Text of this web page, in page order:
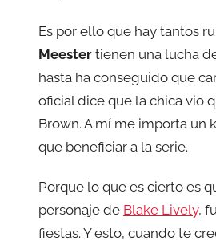
Es por ello que hay tantos
Meester tienen una lucha
hasta ha conseguido que
oficial dice que la chica vio
Brown. A mí me importa un
que beneficiar a la serie.
Porque lo que es cierto es
personaje de Blake Lively,
fiestas. Y esto, cuando te